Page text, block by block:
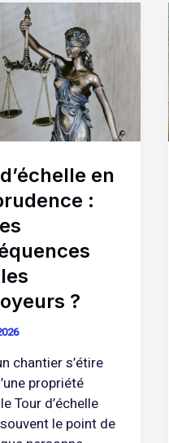
en
:
?
chantier s’étire
propriété
Tour d’échelle
le point de